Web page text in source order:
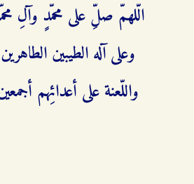
الّلهمّ صلِّ على محمّدٍ وآلِ
وعلى آله الطيبين الطاهرين
واللّعنة على أعدائِهم